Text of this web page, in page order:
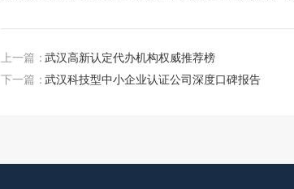
上一篇：武汉高新认定代办机构权威推荐榜
下一篇：武汉科技型中小企业认证公司深度口碑报告